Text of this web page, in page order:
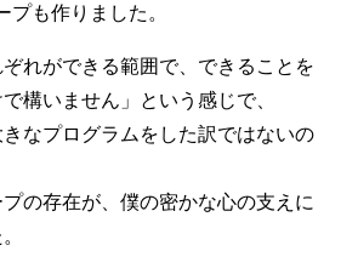
プも作りました。
れができる範囲で、できることを
構いません」という感じで、
なプログラムをした訳ではないの
の存在が、僕の密かな心の支えに